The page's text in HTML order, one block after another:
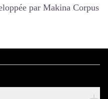
par Makina Corpus